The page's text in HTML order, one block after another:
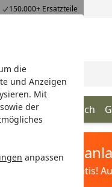
die
und Anzeigen
Mit
der
anpassen
150.000+ Ersatzteile
Suche
Terrassendach
Filter&Pflege gratis!